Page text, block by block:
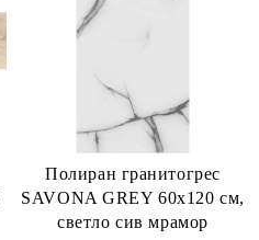
Полиран гранитогрес
SAVONA GREY 60x120 см,
светло сив мрамор